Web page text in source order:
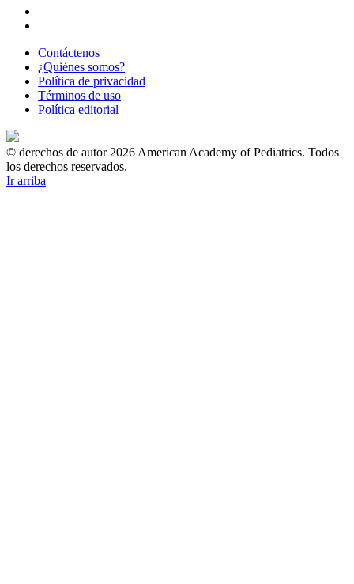
Contáctenos
¿Quiénes somos?
Política de privacidad
Términos de uso
Política editorial
© derechos de autor 2026 American Academy of Pediatrics. Todos
los derechos reservados.
Ir arriba